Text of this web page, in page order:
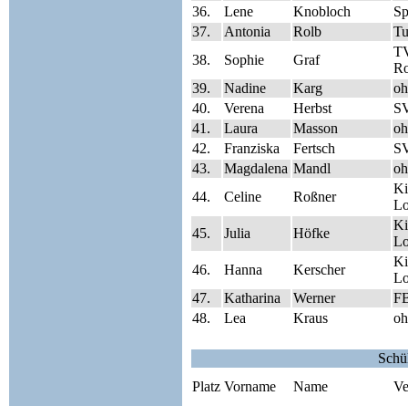
36.
Lene Knobloch
37.
Antonia Rolb
38.
Sophie Graf
39.
Nadine Karg
40.
Verena Herbst
41.
Laura Masson
42.
Franziska Fertsch
43.
Magdalena Mandl
44.
Celine Roßner
45.
Julia Höfke
46.
Hanna Kerscher
47.
Katharina Werner
48.
Lea Kraus
Platz Vorname Name